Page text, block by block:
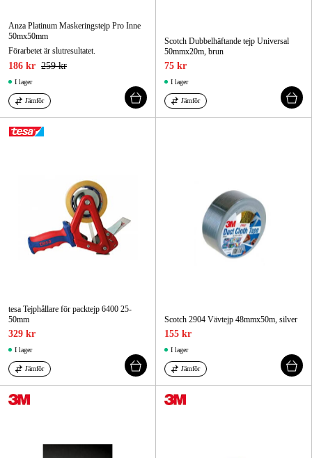
Anza Platinum Maskeringstejp Pro Inne
50mx50mm
Förarbetet är slutresultatet.
186 kr 259 kr
I lager
Jämför
Scotch Dubbelhäftande tejp Universal
50mmx20m, brun
75 kr
I lager
Jämför
tesa Tejphållare för packtejp 6400 25-
50mm
329 kr
I lager
Jämför
Scotch 2904 Vävtejp 48mmx50m, silver
155 kr
I lager
Jämför